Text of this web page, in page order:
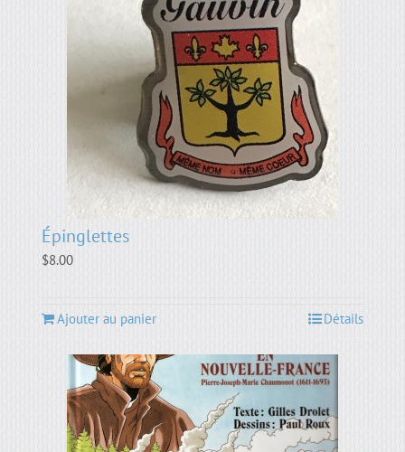
Épinglettes
$8.00
Ajouter au panier Détails